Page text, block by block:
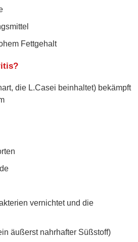
Fettgehalt
die L.Casei beinhaltet) bekämpft
vernichtet und die
äußerst nahrhafter Süßstoff)